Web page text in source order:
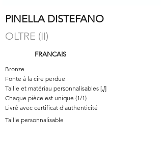
PINELLA DISTEFANO
OLTRE (II)
FRANCAIS
Bronze
Fonte à la cire perdue
Taille et matériau personnalisables [√]
Chaque pièce est unique (1/1)
Livré avec certificat d'authenticité
Taille personnalisable